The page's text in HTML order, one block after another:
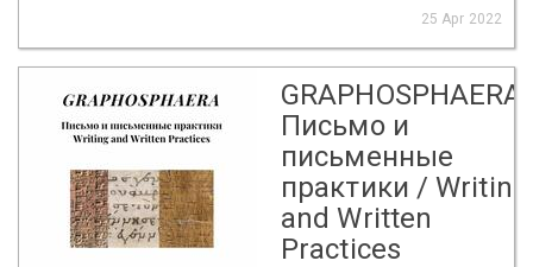
25 Apr 2022
GRAPHOSPHAERA:
Письмо и
письменные
практики / Writing
and Written
Practices